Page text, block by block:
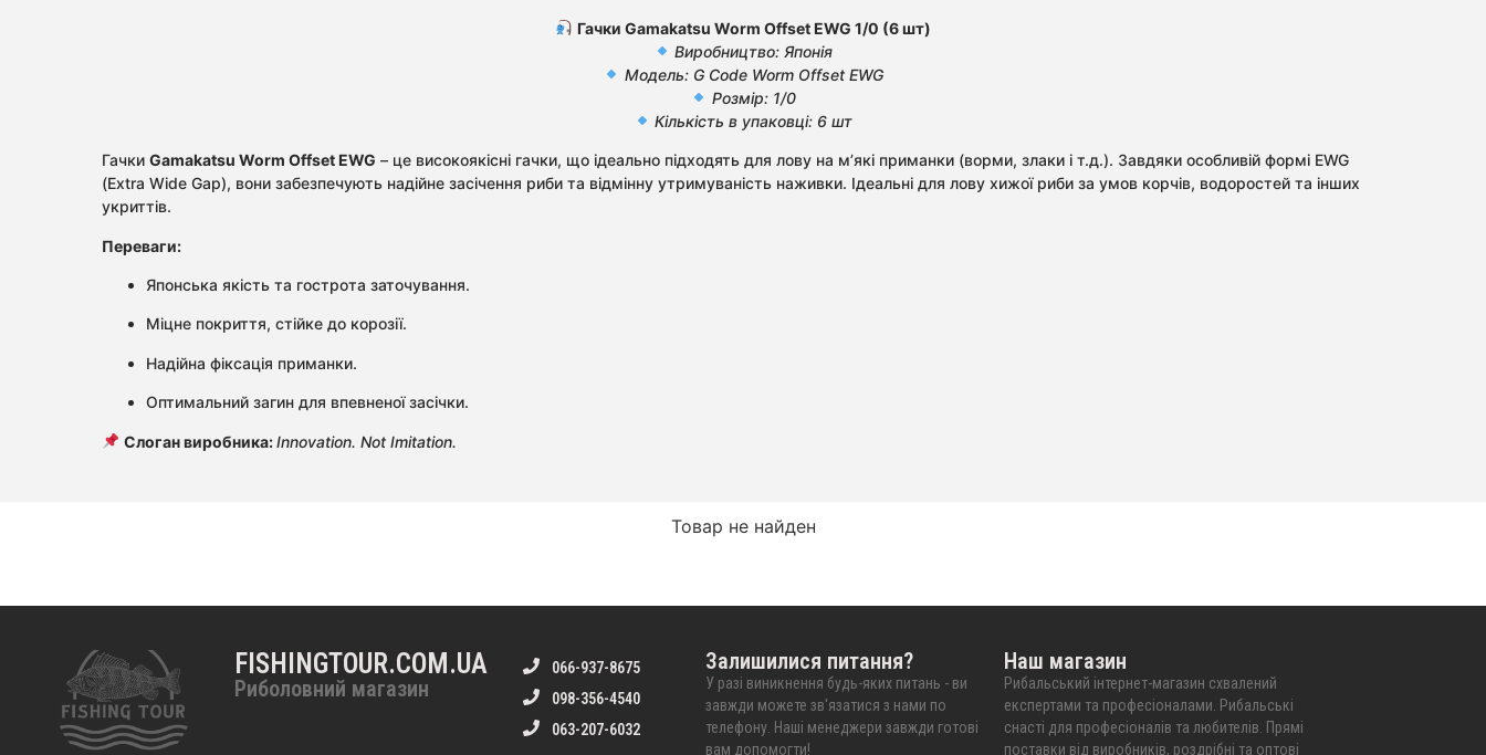
Гачки Gamakatsu Worm Offset EWG 1/0 (6 шт)
Виробництво: Японія
Модель: G Code Worm Offset EWG
Розмір: 1/0
Кількість в упаковці: 6 шт
Гачки Gamakatsu Worm Offset EWG – це високоякісні гачки, що ідеально підходять для лову на м’які приманки (ворми, злаки і т.д.). Завдяки особливій формі EWG
(Extra Wide Gap), вони забезпечують надійне засічення риби та відмінну утримуваність наживки. Ідеальні для лову хижої риби за умов корчів, водоростей та інших
укриттів.
Переваги:
Японська якість та гострота заточування.
Міцне покриття, стійке до корозії.
Надійна фіксація приманки.
Оптимальний загин для впевненої засічки.
Слоган виробника:Innovation. Not Imitation.
Товар не найден
FISHINGTOUR.COM.UA
Риболовний магазин
066-937-8675
098-356-4540
063-207-6032
Залишилися питання?
У разі виникнення будь-яких питань - ви
завжди можете зв'язатися з нами по
телефону. Наші менеджери завжди готові
вам допомогти!
Наш магазин
Рибальський інтернет-магазин схвалений
експертами та професіоналами. Рибальські
снасті для професіоналів та любителів. Прямі
поставки від виробників, роздрібні та оптові